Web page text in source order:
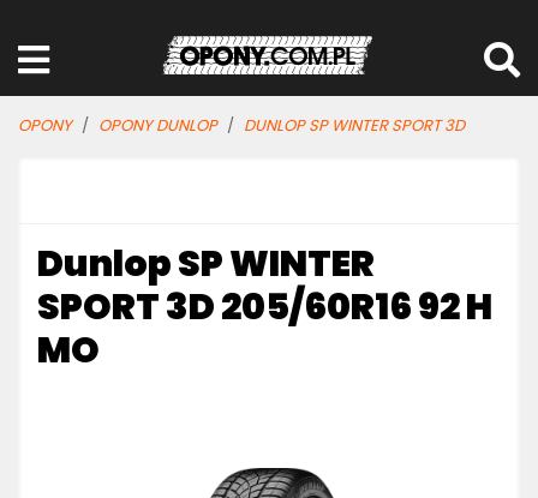
OPONY OPONY DUNLOP DUNLOP SP WINTER SPORT 3D
Dunlop SP WINTER
SPORT 3D 205/60R16 92 H
MO